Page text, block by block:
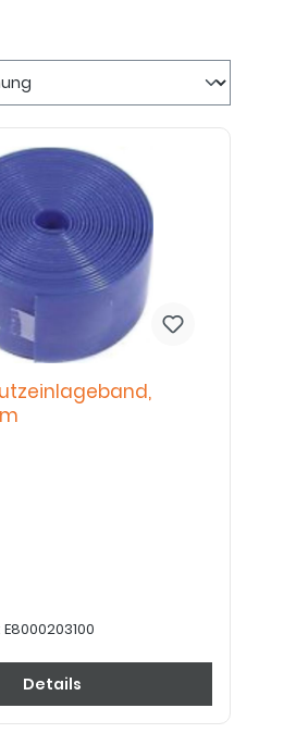
E8000203100
Details